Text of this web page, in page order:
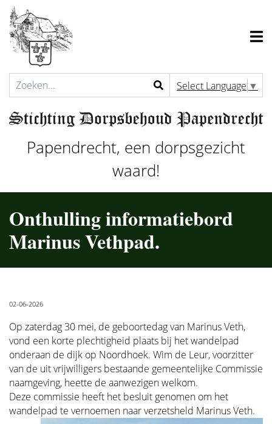
Select Language ▼
Papendrecht, een dorpsgezicht
waard!
Onthulling informatiebord
Marinus Vethpad.
02-06-2026
Op zaterdag 30 mei, de geboortedag van Marinus Veth,
vond een korte plechtigheid plaats bij het wandelpad
onderaan de dijk op Noordhoek. Wim de Leur, voorzitter
van de uit vrijwilligers bestaande gemeentelijke Commissie
naamgeving, heette de aanwezigen welkom.
Deze commissie heeft het besluit genomen om het
wandelpad te vernoemen naar verzetsheld Marinus Veth.